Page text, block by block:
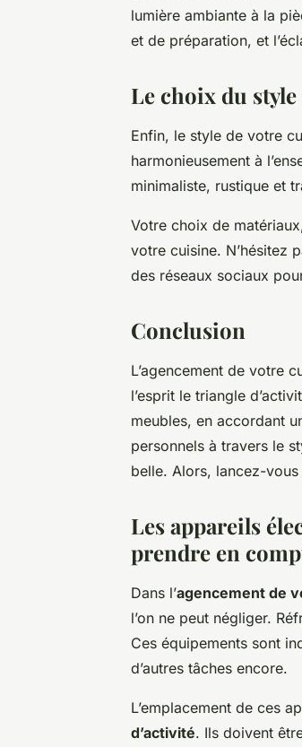
lumière ambiante à la
et de préparation, et
Le choix du
Enfin, le style de votre
harmonieusement à
minimaliste, rustique et
Votre choix de
votre cuisine. N’hésitez
des réseaux sociaux
Conclusion
L’agencement de votre
l’esprit le triangle
meubles, en accordant
personnels à travers le
belle. Alors, lancez-
Les appareils
prendre en
Dans l’agencement de
l’on ne peut négliger.
Ces équipements sont
d’autres tâches encore.
L’emplacement de ces
d’activité. Ils doivent